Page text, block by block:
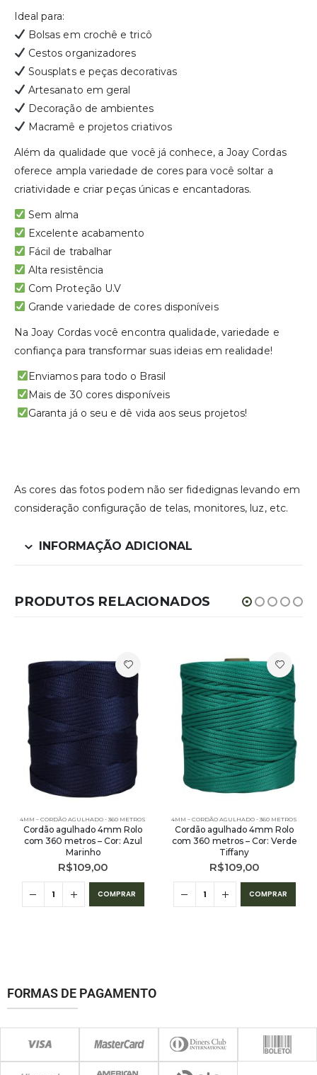
Ideal para:
Bolsas em crochê e tricô
Cestos organizadores
Sousplats e peças decorativas
Artesanato em geral
Decoração de ambientes
Macramê e projetos criativos
Além da qualidade que você já conhece, a Joay Cordas
oferece ampla variedade de cores para você soltar a
criatividade e criar peças únicas e encantadoras.
Sem alma
Excelente acabamento
Fácil de trabalhar
Alta resistência
Com Proteção U.V
Grande variedade de cores disponíveis
Na Joay Cordas você encontra qualidade, variedade e
confiança para transformar suas ideias em realidade!
Enviamos para todo o Brasil
Mais de 30 cores disponíveis
Garanta já o seu e dê vida aos seus projetos!
As cores das fotos podem não ser fidedignas levando em
consideração configuração de telas, monitores, luz, etc.
INFORMAÇÃO ADICIONAL
PRODUTOS RELACIONADOS
4MM – CORDÃO AGULHADO - 360 METROS
Cordão agulhado 4mm Rolo
com 360 metros – Cor: Azul
Marinho
R$109,00
COMPRAR
4MM – CORDÃO AGULHADO - 360 METROS
Cordão agulhado 4mm Rolo
com 360 metros – Cor: Verde
Tiffany
R$109,00
COMPRAR
FORMAS DE PAGAMENTO